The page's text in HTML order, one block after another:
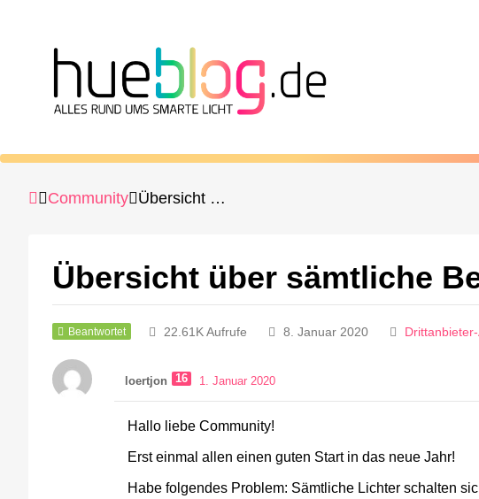
Community Übersicht über sämtliche Befehle / Routinen?
Übersicht über sämtliche
Beantwortet 22.61K Aufrufe 8. Januar 2020
loertjon 16 1. Januar 2020
Hallo liebe Community!
Erst einmal allen einen guten Start in das neue Jahr!
Habe folgendes Problem: Sämtliche Lichter schalten